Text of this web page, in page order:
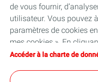
Blog
Cookies et confidentialité
de vous fournir,
utilisateur. Vous pouvez
paramètres de cookies
mes cookies ». En
vous acceptez le dépôt
techniques nécessaires
Accéder à la charte de